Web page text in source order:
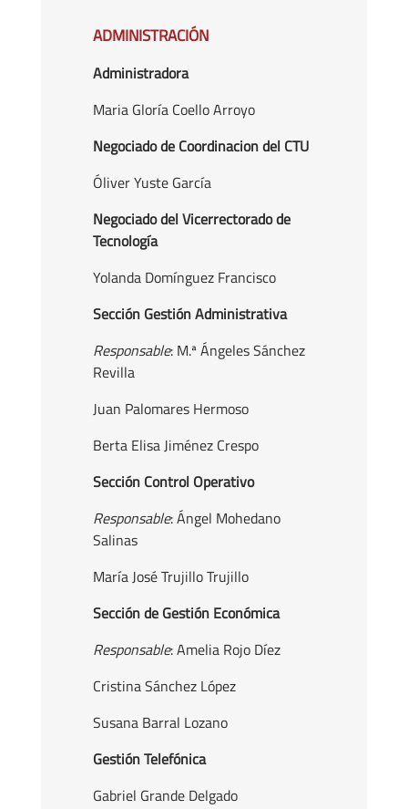
ADMINISTRACIÓN
Administradora
Maria Gloría Coello Arroyo
Negociado de Coordinacion del CTU
Óliver Yuste García
Negociado del Vicerrectorado de
Tecnología
Yolanda Domínguez Francisco
Sección Gestión Administrativa
Responsable: M.ª Ángeles Sánchez
Revilla
Juan Palomares Hermoso
Berta Elisa Jiménez Crespo
Sección Control Operativo
Responsable: Ángel Mohedano
Salinas
María José Trujillo Trujillo
Sección de Gestión Económica
Responsable: Amelia Rojo Díez
Cristina Sánchez López
Susana Barral Lozano
Gestión Telefónica
Gabriel Grande Delgado